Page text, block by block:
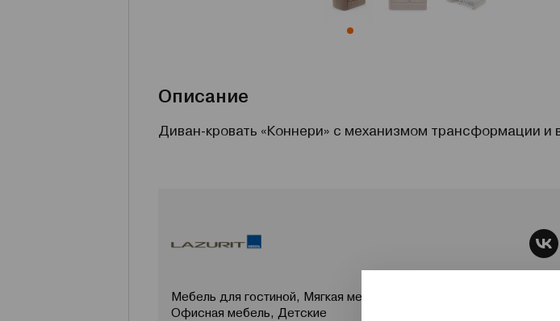
Описание
Диван-кровать «Коннери» с механизмом трансформации и
Мебель для гостиной, Мягкая мебель, Все для сна, Системы
Офисная мебель, Детские